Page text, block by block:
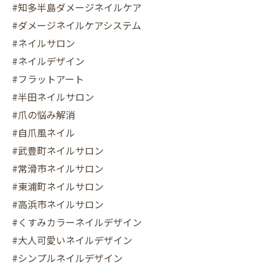
#知多半島ダメージネイルケア
#ダメージネイルケアシステム
#ネイルサロン
#ネイルデザイン
#フラットアート
#半田ネイルサロン
#爪の悩み解消
#自爪風ネイル
#武豊町ネイルサロン
#常滑市ネイルサロン
#東浦町ネイルサロン
#高浜市ネイルサロン
#くすみカラーネイルデザイン
#大人可愛いネイルデザイン
#シンプルネイルデザイン